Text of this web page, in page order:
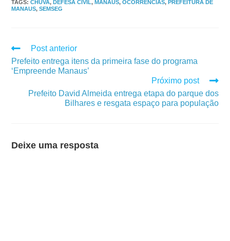
TAGS:CHUVA, DEFESA CIVIL, MANAUS, OCORRÊNCIAS, PREFEITURA DE
MANAUS, SEMSEG
Post anterior
Prefeito entrega itens da primeira fase do programa
‘Empreende Manaus’
Próximo post
Prefeito David Almeida entrega etapa do parque dos
Bilhares e resgata espaço para população
Deixe uma resposta